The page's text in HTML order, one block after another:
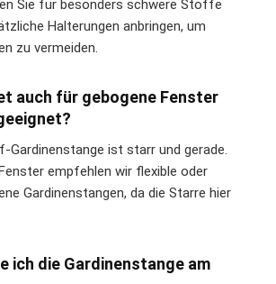
Sie für besonders schwere Stoffe
Halterungen anbringen, um
zu vermeiden.
auch für gebogene Fenster
Gardinenstange ist starr und gerade.
empfehlen wir flexible oder
Gardinenstangen, da die Starre hier
ich die Gardinenstange am